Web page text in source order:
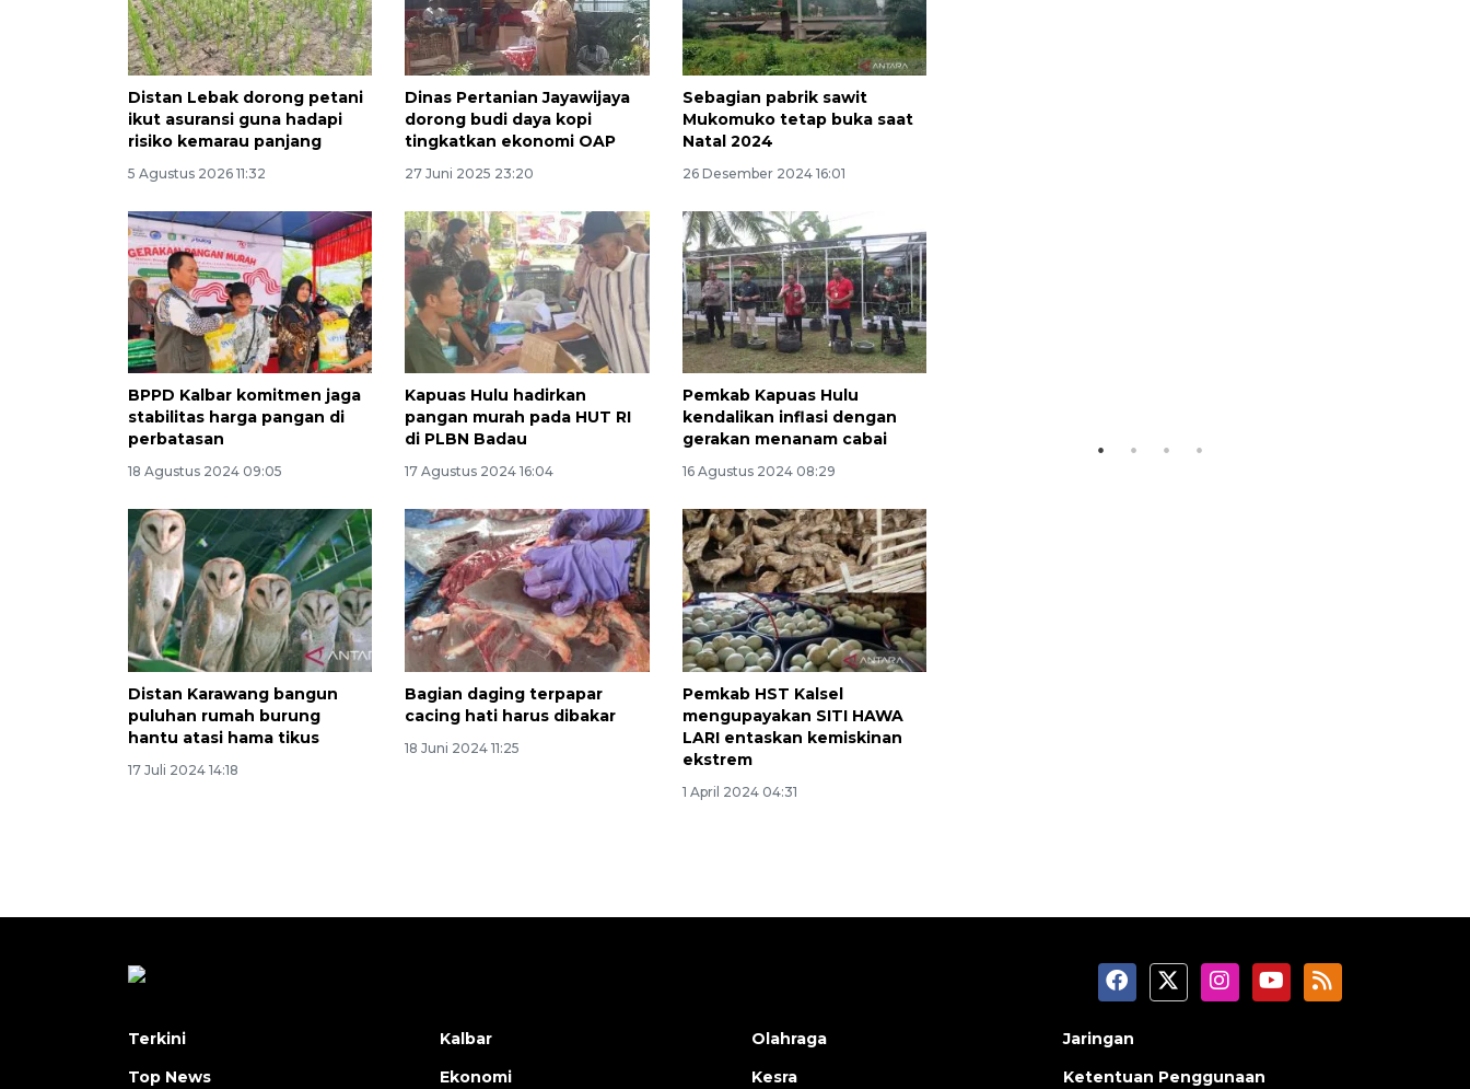
Distan Lebak dorong petani
ikut asuransi guna hadapi
risiko kemarau panjang
5 Agustus 2026 11:32
Dinas Pertanian Jayawijaya
dorong budi daya kopi
tingkatkan ekonomi OAP
27 Juni 2025 23:20
Sebagian pabrik sawit
Mukomuko tetap buka saat
Natal 2024
26 Desember 2024 16:01
BPPD Kalbar komitmen jaga
stabilitas harga pangan di
perbatasan
18 Agustus 2024 09:05
Kapuas Hulu hadirkan
pangan murah pada HUT RI
di PLBN Badau
17 Agustus 2024 16:04
Pemkab Kapuas Hulu
kendalikan inflasi dengan
gerakan menanam cabai
16 Agustus 2024 08:29
Distan Karawang bangun
puluhan rumah burung
hantu atasi hama tikus
17 Juli 2024 14:18
Bagian daging terpapar
cacing hati harus dibakar
18 Juni 2024 11:25
Pemkab HST Kalsel
mengupayakan SITI HAWA
LARI entaskan kemiskinan
ekstrem
1 April 2024 04:31
Memberantas kejahatan
jalanan Jakarta
2026-08-05 18:00:00
Terkini
Top News
Kalbar
Ekonomi
Olahraga
Kesra
Jaringan
Ketentuan Penggunaan